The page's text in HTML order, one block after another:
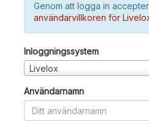
Genom att logga in
användarvillkoren för
Inloggningssystem
Livelox
Användarnamn